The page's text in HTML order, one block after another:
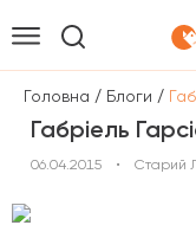
Головна / Блоги /
Габріель
06.04.2015 • Старий